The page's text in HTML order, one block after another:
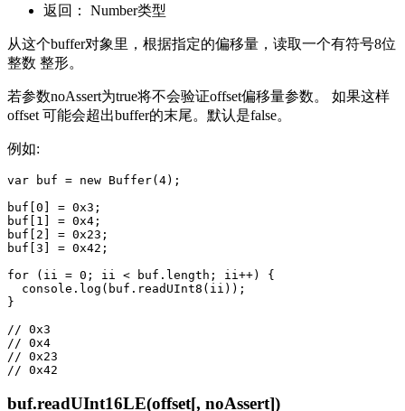
返回： Number类型
从这个buffer对象里，根据指定的偏移量，读取一个有符号8位
整数 整形。
若参数noAssert为true将不会验证offset偏移量参数。 如果这样
offset 可能会超出buffer的末尾。默认是false。
例如:
var buf = new Buffer(4);
buf[0] = 0x3;
buf[1] = 0x4;
buf[2] = 0x23;
buf[3] = 0x42;
for (ii = 0; ii < buf.length; ii++) {
  console.log(buf.readUInt8(ii));
}
// 0x3
// 0x4
// 0x23
buf.readUInt16LE(offset[, noAssert])